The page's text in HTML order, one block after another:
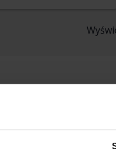
Audi E-